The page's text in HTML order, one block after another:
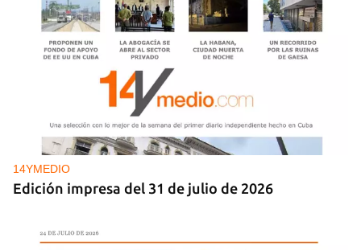
14YMEDIO
Edición impresa del 31 de julio de 2026